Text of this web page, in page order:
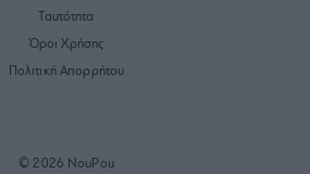
Ταυτότητα
Όροι Χρήσης
Πολιτική Απορρήτου
© 2026 NouPou